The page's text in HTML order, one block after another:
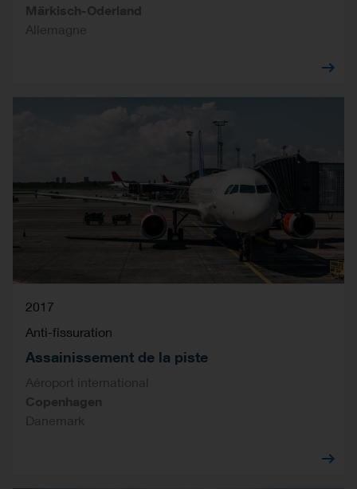
Märkisch-Oderland
Allemagne
2017
Anti-fissuration
Assainissement de la piste
Aéroport international
Copenhagen
Danemark